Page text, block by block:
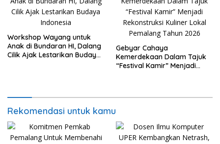
Workshop Wayang untuk
Anak di Bundaran HI, Dalang
Cilik Ajak Lestarikan Budaya
Gebyar Cahaya
Kemerdekaan Dalam Tajuk
“Festival Kamir” Menjadi
Rekomendasi untuk kamu